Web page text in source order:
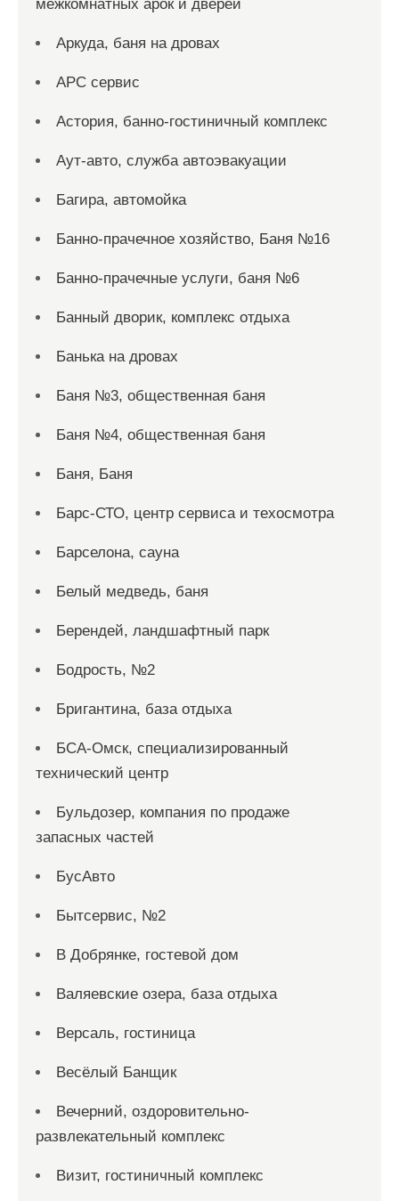
межкомнатных арок и дверей
Аркуда, баня на дровах
АРС сервис
Астория, банно-гостиничный комплекс
Аут-авто, служба автоэвакуации
Багира, автомойка
Банно-прачечное хозяйство, Баня №16
Банно-прачечные услуги, баня №6
Банный дворик, комплекс отдыха
Банька на дровах
Баня №3, общественная баня
Баня №4, общественная баня
Баня, Баня
Барс-СТО, центр сервиса и техосмотра
Барселона, сауна
Белый медведь, баня
Берендей, ландшафтный парк
Бодрость, №2
Бригантина, база отдыха
БСА-Омск, специализированный
технический центр
Бульдозер, компания по продаже
запасных частей
БусАвто
Бытсервис, №2
В Добрянке, гостевой дом
Валяевские озера, база отдыха
Версаль, гостиница
Весёлый Банщик
Вечерний, оздоровительно-
развлекательный комплекс
Визит, гостиничный комплекс